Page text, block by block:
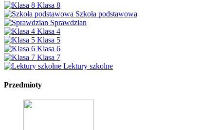
Klasa 8
Szkoła podstawowa
Sprawdzian
Klasa 4
Klasa 5
Klasa 6
Klasa 7
Lektury szkolne
Przedmioty